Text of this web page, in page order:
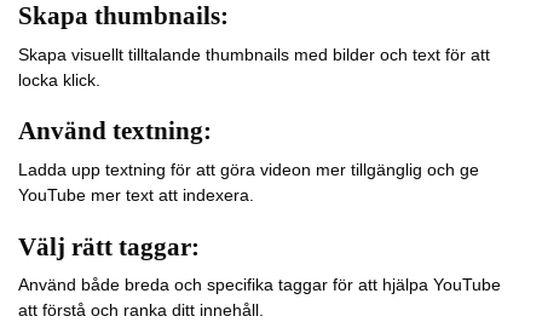
Skapa thumbnails:
Skapa visuellt tilltalande thumbnails med bilder och text för att
locka klick.
Använd textning:
Ladda upp textning för att göra videon mer tillgänglig och ge
YouTube mer text att indexera.
Välj rätt taggar:
Använd både breda och specifika taggar för att hjälpa YouTube
att förstå och ranka ditt innehåll.